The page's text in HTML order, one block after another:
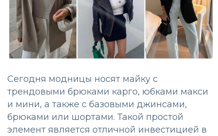
Сегодня модницы носят майку с
трендовыми брюками карго, юбками макси
и мини, а также с базовыми джинсами,
брюками или шортами. Такой простой
элемент является отличной инвестицией в